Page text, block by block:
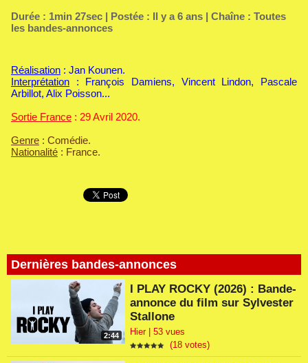
Dernières bandes-annonces
2:44
I PLAY ROCKY (2026) : Bande-
annonce du film sur Sylvester
Stallone
Hier | 53 vues
(18 votes)
Durée : 1min 27sec | Postée : Il y a 6 ans | Chaîne : Toutes
les bandes-annonces
Réalisation : Jan Kounen.
Interprétation : François Damiens, Vincent Lindon, Pascale
Arbillot, Alix Poisson...
Sortie France : 29 Avril 2020.
Genre : Comédie.
Nationalité : France.